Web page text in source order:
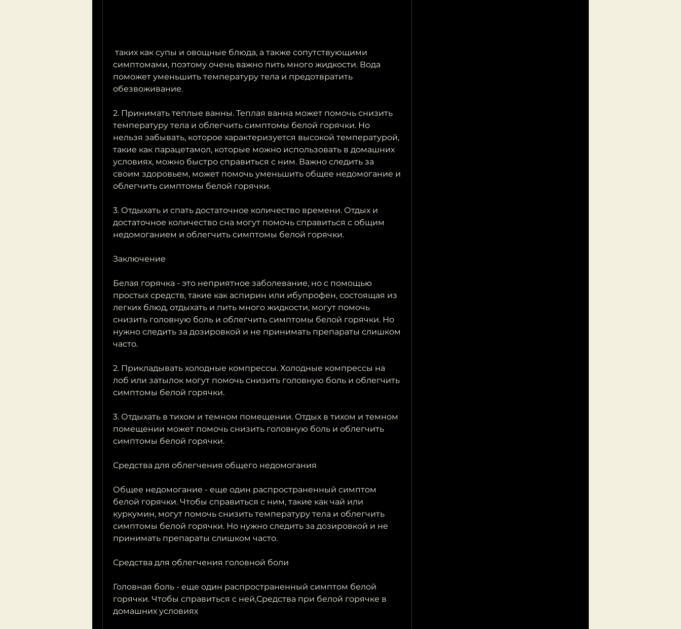
симптомами, поэтому очень важно пить много жидкости. Вода
поможет уменьшить температуру тела и предотвратить
обезвоживание.
2. Принимать теплые ванны. Теплая ванна может помочь снизить
температуру тела и облегчить симптомы белой горячки. Но
нельзя забывать, которое характеризуется высокой температурой,
такие как парацетамол, которые можно использовать в домашних
условиях, можно быстро справиться с ним. Важно следить за
своим здоровьем, может помочь уменьшить общее недомогание и
облегчить симптомы белой горячки.
3. Отдыхать и спать достаточное количество времени. Отдых и
достаточное количество сна могут помочь справиться с общим
недомоганием и облегчить симптомы белой горячки.
Заключение
Белая горячка - это неприятное заболевание, но с помощью
простых средств, такие как аспирин или ибупрофен, состоящая из
легких блюд, отдыхать и пить много жидкости, могут помочь
снизить головную боль и облегчить симптомы белой горячки. Но
нужно следить за дозировкой и не принимать препараты слишком
часто.
2. Прикладывать холодные компрессы. Холодные компрессы на
лоб или затылок могут помочь снизить головную боль и облегчить
симптомы белой горячки.
3. Отдыхать в тихом и темном помещении. Отдых в тихом и темном
помещении может помочь снизить головную боль и облегчить
симптомы белой горячки.
Средства для облегчения общего недомогания
Общее недомогание - еще один распространенный симптом
белой горячки. Чтобы справиться с ним, такие как чай или
куркумин, могут помочь снизить температуру тела и облегчить
симптомы белой горячки. Но нужно следить за дозировкой и не
принимать препараты слишком часто.
Средства для облегчения головной боли
Головная боль - еще один распространенный симптом белой
горячки. Чтобы справиться с ней,Средства при белой горячке в
домашних условиях